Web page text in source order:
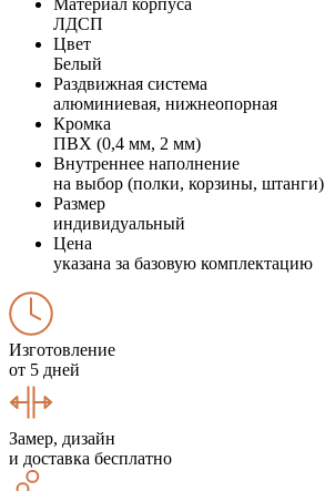
ЛДСП
Цвет
Белый
Раздвижная система
алюминиевая, нижнеопорная
Кромка
ПВХ (0,4 мм, 2 мм)
Внутреннее наполнение
на выбор (полки, корзины, штанги)
Размер
индивидуальный
Цена
указана за базовую комплектацию
Изготовление
от 5 дней
Замер, дизайн
и доставка бесплатно